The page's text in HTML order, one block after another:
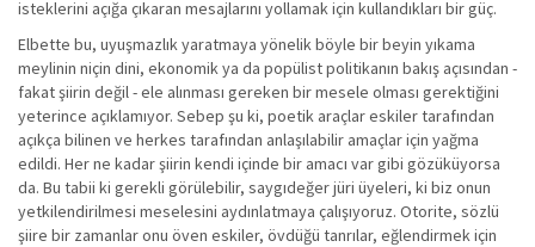
isteklerini açığa çıkaran mesajlarını yollamak için kullandıkları bir güç.
Elbette bu, uyuşmazlık yaratmaya yönelik böyle bir beyin yıkama
meylinin niçin dini, ekonomik ya da popülist politikanın bakış açısından -
fakat şiirin değil - ele alınması gereken bir mesele olması gerektiğini
yeterince açıklamıyor. Sebep şu ki, poetik araçlar eskiler tarafından
açıkça bilinen ve herkes tarafından anlaşılabilir amaçlar için yağma
edildi. Her ne kadar şiirin kendi içinde bir amacı var gibi gözüküyorsa
da. Bu tabii ki gerekli görülebilir, saygıdeğer jüri üyeleri, ki biz onun
yetkilendirilmesi meselesini aydınlatmaya çalışıyoruz. Otorite, sözlü
şiire bir zamanlar onu öven eskiler, övdüğü tanrılar, eğlendirmek için